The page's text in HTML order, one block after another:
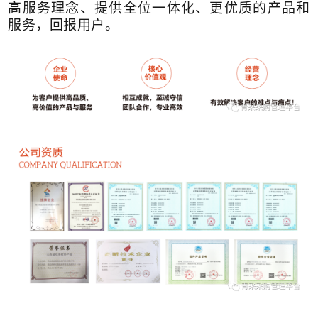
高服务理念、提供全位一体化、更优质的产品和
服务，回报用户。